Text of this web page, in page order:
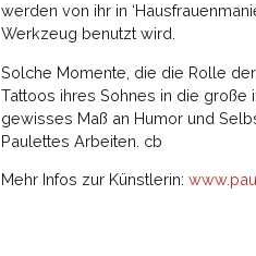
werden von ihr in
Werkzeug benutzt wird.
Solche Momente, die die Rolle
Tattoos ihres Sohnes in die große
gewisses Maß an Humor und
Paulettes Arbeiten. cb
Mehr Infos zur Künstlerin: